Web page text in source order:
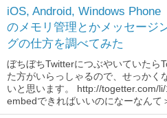
iOS, Android, Windows Phone
のメモリ管理とかメッセージ
グの仕方を調べてみた
ぼちぼちTwitterにつぶやいていたら
た方がいらっしゃるので、せっかく
いと思います。 http://togetter.com/
embedできればいいのになーなんて